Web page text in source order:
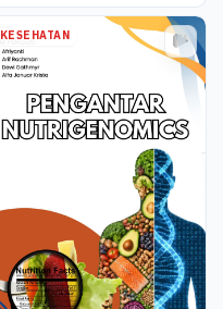
KESEHATAN